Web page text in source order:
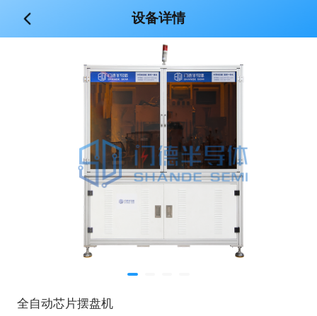
设备详情
全自动芯片摆盘机